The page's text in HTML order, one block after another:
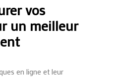
vos
un meilleur
en ligne et leur